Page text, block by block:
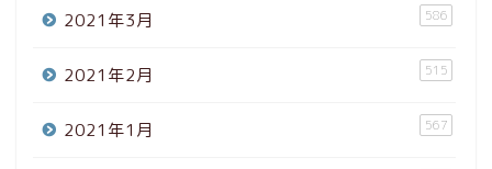
2021年3月 586
2021年2月 515
2021年1月 567